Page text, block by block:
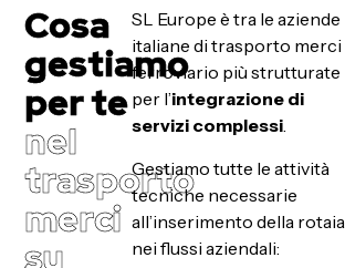
Cosa
gestiamo
per te
nel
trasporto
merci
su
SL Europe è tra le aziende
italiane di trasporto merci
ferroviario più strutturate
per l’integrazione di
servizi complessi.
Gestiamo tutte le attività
tecniche necessarie
all’inserimento della rotaia
nei flussi aziendali: